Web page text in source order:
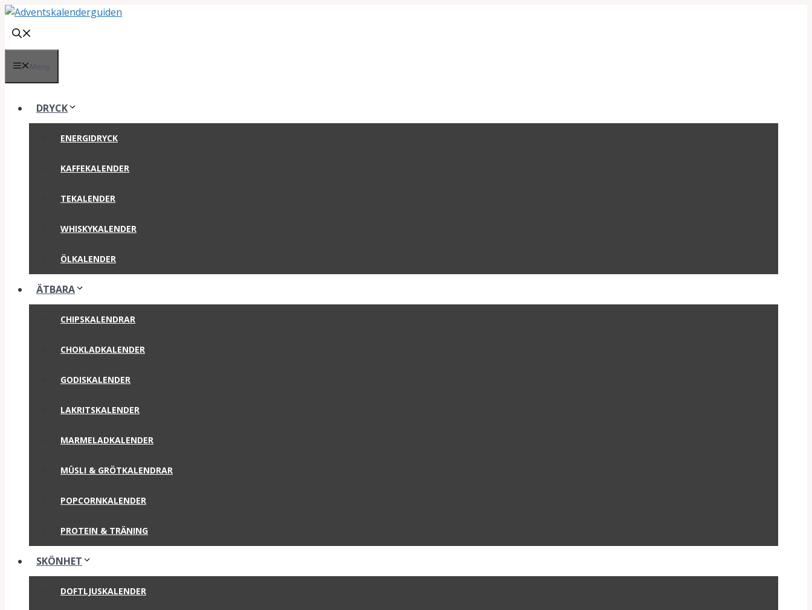
Hoppa
till
innehåll
Meny
DRYCK
ENERGIDRYCK
KAFFEKALENDER
TEKALENDER
WHISKYKALENDER
ÖLKALENDER
ÄTBARA
CHIPSKALENDRAR
CHOKLADKALENDER
GODISKALENDER
LAKRITSKALENDER
MARMELADKALENDER
MÜSLI & GRÖTKALENDRAR
POPCORNKALENDER
PROTEIN & TRÄNING
SKÖNHET
DOFTLJUSKALENDER